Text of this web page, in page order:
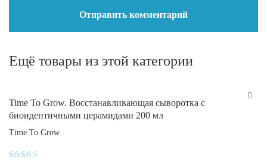
Ещё товары из этой категории
Time To Grow. Восстанавливающая сыворотка с
биоидентичными церамидами 200 мл
Time To Grow